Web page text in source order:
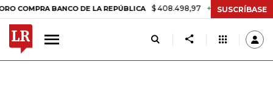
BANCO DE LA REPÚBLICA $ 408.498,97 +$ 8.753,81 +2,19%
SUSCRÍBASE